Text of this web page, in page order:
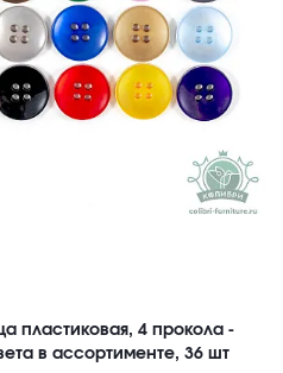
пластиковая, 4 прокола -
в ассортименте, 36 шт